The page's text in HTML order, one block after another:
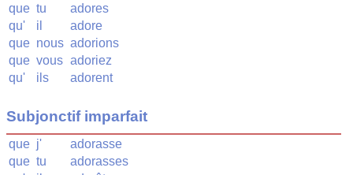
que tu
adores
qu'
il
adore
que nous adorions
que vous adoriez
qu'
ils adorent
Subjonctif imparfait
que j'
adorasse
que tu
adorasses